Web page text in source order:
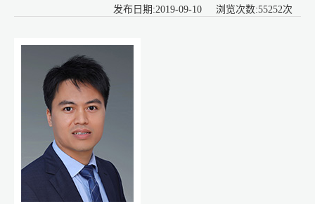
发布日期:2019-09-10 浏览次数:55252次